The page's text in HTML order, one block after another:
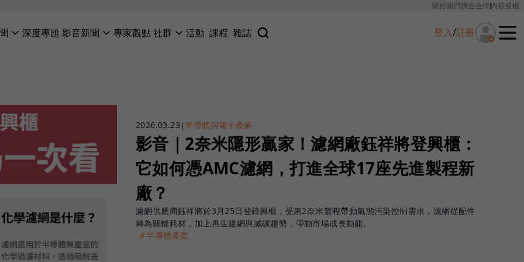
關於我們廣告合作內容授權
深度專題 影音新聞 專家觀點社群 活動 課程 雜誌 登入/註冊
2026.03.23 |半導體與電子產業
影音｜2奈米隱形贏家！濾網廠鈺祥將登興櫃：
它如何憑AMC濾網，打進全球17座先進製程新
廠？
濾網供應商鈺祥將於3月25日登錄興櫃，受惠2奈米製程帶動氣態污染控制需求，濾網從配件
轉為關鍵耗材，加上再生濾網與減碳趨勢，帶動市場成長動能。
＃半導體產業